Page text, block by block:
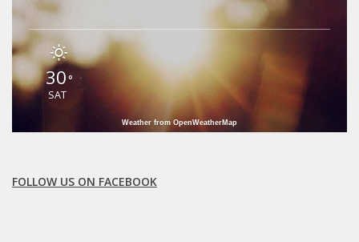
30°
SAT
Weather from OpenWeatherMap
FOLLOW US ON FACEBOOK